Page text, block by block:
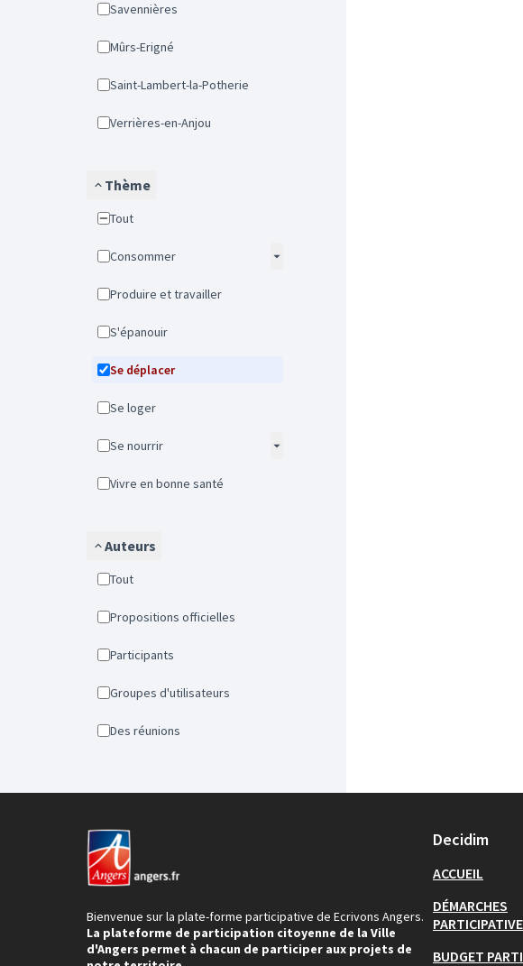
Savennières
Mûrs-Erigné
Saint-Lambert-la-Potherie
Verrières-en-Anjou
Thème
Tout
Consommer
Produire et travailler
S'épanouir
Se déplacer
Se loger
Se nourrir
Vivre en bonne santé
Auteurs
Tout
Propositions officielles
Participants
Groupes d'utilisateurs
Des réunions
Bienvenue sur la plate-forme participative de Ecrivons Angers.
La plateforme de participation citoyenne de la Ville
d'Angers permet à chacun de participer aux projets de
Decidim
ACCUEIL
DÉMARCHES
BUDGET